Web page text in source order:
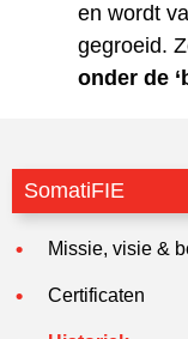
SomatiFIE
Missie, visie &
Certificaten
en wordt
gegroeid.
onder de